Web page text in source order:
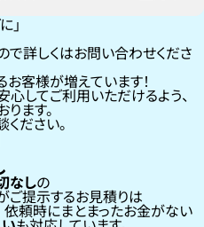
」
詳しくはお問い合わせくださ
客様が増えています！
心してご利用いただけるよう、
ます。
ださい。
なしの
ご提示するお見積りは
依頼時にまとまったお金がない